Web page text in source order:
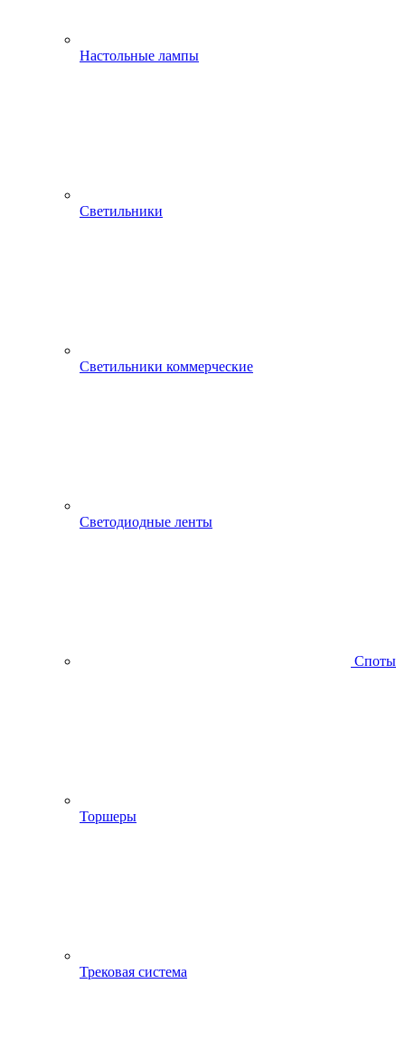
Настольные лампы
Светильники
Светильники коммерческие
Светодиодные ленты
Споты
Торшеры
Трековая система